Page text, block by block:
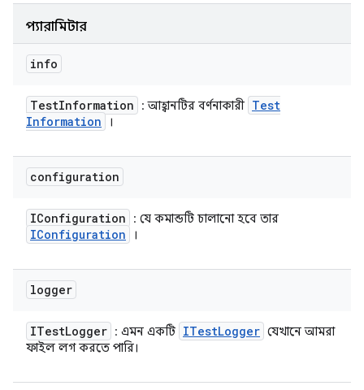
প্যারামিটার
info
TestInformation : আহ্বানটির বর্ণনাকারী Test
Information
।
configuration
IConfiguration : যে কমান্ডটি চালানো হবে তার
IConfiguration ।
logger
ITestLogger : এমন একটি ITestLogger যেখানে আমরা
ফাইল লগ করতে পারি।